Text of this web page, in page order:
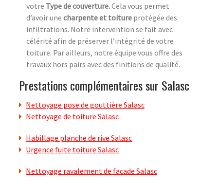
votre Type de couverture.Cela vous permet
d’avoir une charpente et toiture protégée des
infiltrations. Notre intervention se fait avec
célérité afin de préserver l’intégrité de votre
toiture. Par ailleurs, notre équipe vous offre des
travaux hors pairs avec des finitions de qualité.
Prestations complémentaires sur Salasc
Nettoyage pose de gouttière Salasc
Nettoyage de toiture Salasc
Habillage planche de rive Salasc
Urgence fuite toiture Salasc
Nettoyage ravalement de facade Salasc